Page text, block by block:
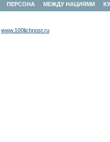
ПЕРСОНА МЕЖДУ НАЦИЯМИ
www.100lichnost.ru